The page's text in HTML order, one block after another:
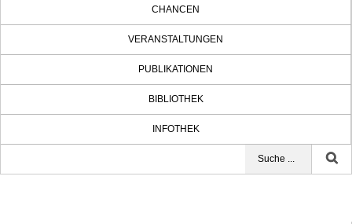
CHANCEN
VERANSTALTUNGEN
PUBLIKATIONEN
BIBLIOTHEK
INFOTHEK